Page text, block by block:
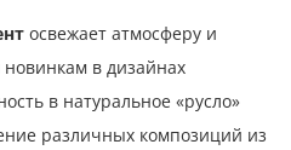
освежает атмосферу и
в дизайнах
в натуральное «русло»
различных композиций из